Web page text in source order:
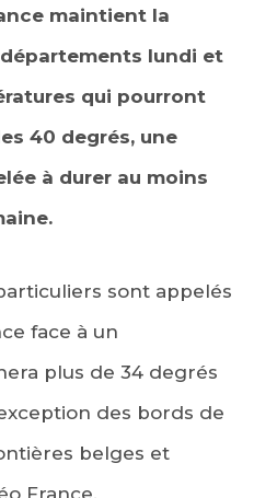
maintient la
lundi et
qui pourront
40 degrés, une
à durer au moins
sont appelés
face à un
plus de 34 degrés
des bords de
belges et
France.